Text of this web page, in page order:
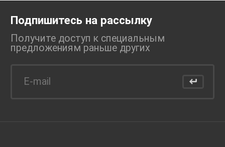
Подпишитесь на рассылку
Получите доступ к специальным
предложениям раньше других